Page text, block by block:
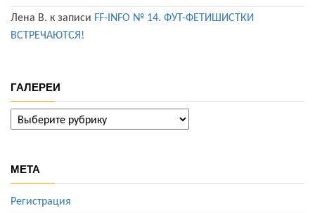
Лена В. к записи FF-INFO № 14. ФУТ-ФЕТИШИСТКИ
ВСТРЕЧАЮТСЯ!
ГАЛЕРЕИ
ГАЛЕРЕИ
МЕТА
Регистрация